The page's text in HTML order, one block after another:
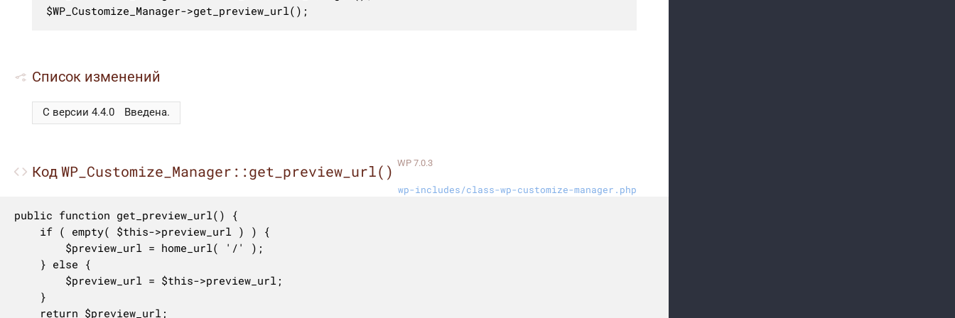
$WP_Customize_Manager->get_preview_url();
Список изменений
С версии 4.4.0 Введена.
Код WP_Customize_Manager::get_preview_url() WP 7.0.3
wp-includes/class-wp-customize-manager.php
public function get_preview_url() {